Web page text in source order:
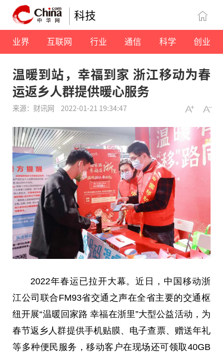
科技
业界 互联网 行业 通信 科学 创业
温暖到站，幸福到家 浙江移动为春
运返乡人群提供暖心服务
来源：财讯网 2022-01-21 19:34:47
2022年春运已拉开大幕。近 日，中国移动浙
江公司联合FM93省交通之声在全省主要的交通枢
纽开展“温暖回家路 幸福在浙里”大型公益活动，为
春节返乡人群提供手机贴膜、电子查票、赠送年礼
等多种便民服务，移动客户在现场还可领取40GB